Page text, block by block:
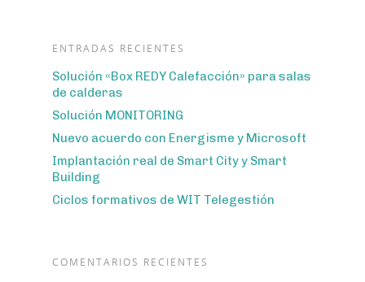
ENTRADAS RECIENTES
Solución «Box REDY Calefacción» para salas
de calderas
Solución MONITORING
Nuevo acuerdo con Energisme y Microsoft
Implantación real de Smart City y Smart
Building
Ciclos formativos de WIT Telegestión
COMENTARIOS RECIENTES